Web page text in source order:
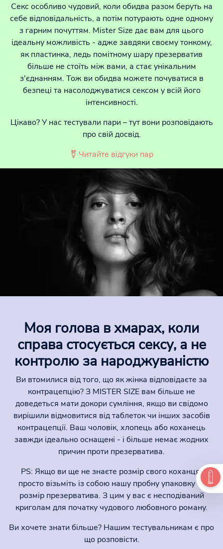
Секс особливо чудовий, коли обидва разом беруть на
себе відповідальність, а потім потурають одне одному
з гарним почуттям. Mister Size дає вам для цього
ідеальну можливість - адже завдяки своєму тонкому,
як пластинка, ледь помітному шару презерватив
більше не стоїть між вами, а стає унікальним
з'єднанням. Тож ви обидва можете почуватися в
безпеці та насолоджуватися сексом у всій його
інтенсивності.
Цікаво? У нас тестували пари – тут вони розповідають
про свій досвід.
⚧ Читайте відгуки пар
Моя голова в хмарах, коли
справа стосується сексу, а не
контролю за народжуваністю
Ви втомилися від того, що як жінка відповідаєте за
контрацепцію? З MISTER SIZE вам більше не
доведеться мати докори сумління, якщо ви свідомо
вирішили відмовитися від таблеток чи інших засобів
контрацепції. Ваш чоловік, хлопець або коханець
завжди ідеально оснащені - і більше немає жодних
причин проти презерватива.
PS: Якщо ви ще не знаєте розмір свого коханця,
просто візьміть із собою нашу пробну упаковку та
розмір презерватива. З цим у вас є несподіваний
криголам для початку чудового любовного роману.
Ви хочете знати більше? Нашим тестувальникам є про
що розповісти.